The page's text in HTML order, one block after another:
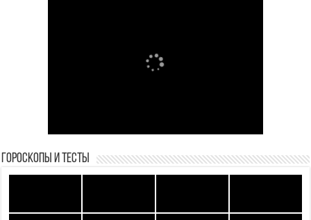
Гороскопы и Тесты